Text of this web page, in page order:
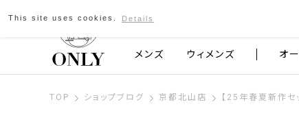
京都発のスーツブランド ONLY
メンズ ウィメンズ オ
TOP ショップブログ 京都北山店 【25年春夏新作セ
This site uses cookies. Details